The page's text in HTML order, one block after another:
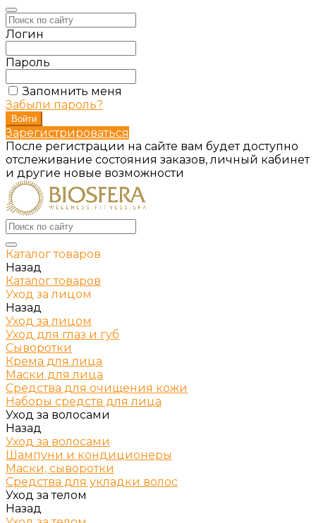
Логин
Пароль
Запомнить меня
Забыли пароль?
Зарегистрироваться
После регистрации на сайте вам будет доступно
отслеживание состояния заказов, личный кабинет
и другие новые возможности
Каталог товаров
Назад
Каталог товаров
Уход за лицом
Назад
Уход за лицом
Уход для глаз и губ
Сыворотки
Крема для лица
Маски для лица
Средства для очищения кожи
Наборы средств для лица
Уход за волосами
Назад
Уход за волосами
Шампуни и кондиционеры
Маски, сыворотки
Средства для укладки волос
Уход за телом
Назад